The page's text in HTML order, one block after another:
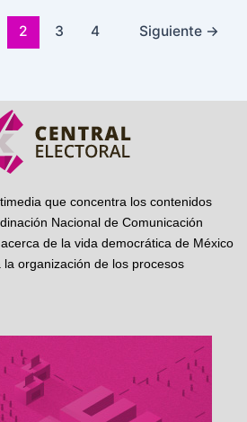
2 3 4 Siguiente →
que concentra los contenidos
Nacional de Comunicación
de la vida democrática de México
organización de los procesos